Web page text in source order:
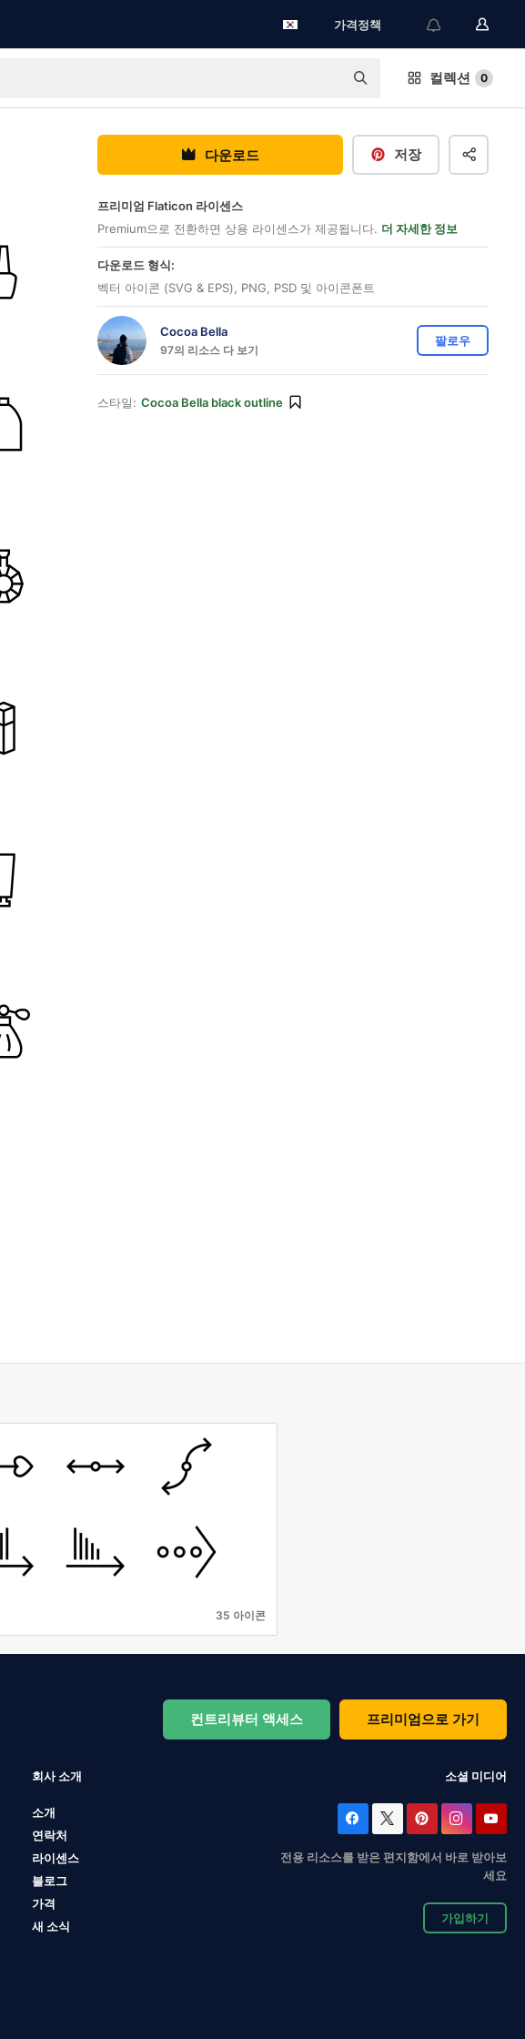
가격정책
컬렉션 0
다운로드 저장
프리미엄 Flaticon 라이센스
Premium으로 전환하면 상용 라이센스가 제공됩니다. 더 자세한 정보
다운로드 형식:
벡터 아이콘 (SVG & EPS), PNG, PSD 및 아이콘폰트
Cocoa Bella
97의 리소스 다 보기
팔로우
스타일: Cocoa Bella black outline
35 아이콘
컨트리뷰터 액세스 프리미엄으로 가기
회사 소개
소개
연락처
라이센스
블로그
가격
새 소식
소셜 미디어
전용 리소스를 받은 편지함에서 바로 받아보
세요
가입하기